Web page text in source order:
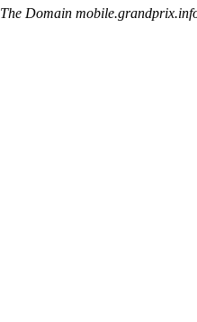
The Domain